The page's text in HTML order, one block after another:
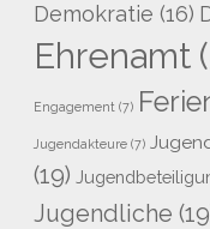
Demokratie (16)
Ehrenamt
Engagement (7)
Jugendakteure (7)
(19)
Jugendliche